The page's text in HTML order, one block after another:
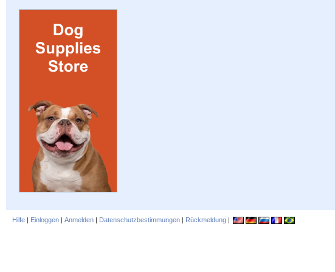
Hilfe | Einloggen | Anmelden | Datenschutzbestimmungen | Rückmeldung |